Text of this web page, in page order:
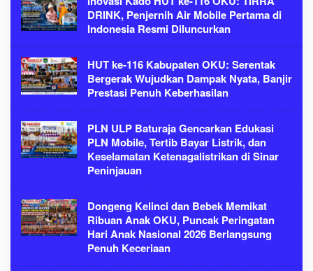
DRINK, Penjernih Air Mobile Pertama di
Indonesia Resmi Diluncurkan
HUT ke-116 Kabupaten OKU: Serentak
Bergerak Wujudkan Dampak Nyata, Banjir
Prestasi Penuh Keberhasilan
PLN ULP Baturaja Gencarkan Edukasi
PLN Mobile, Tertib Bayar Listrik, dan
Keselamatan Ketenagalistrikan di Sinar
Peninjauan
Dongeng Kelinci dan Bebek Memikat
Ribuan Anak OKU, Puncak Peringatan
Hari Anak Nasional 2026 Berlangsung
Penuh Keceriaan